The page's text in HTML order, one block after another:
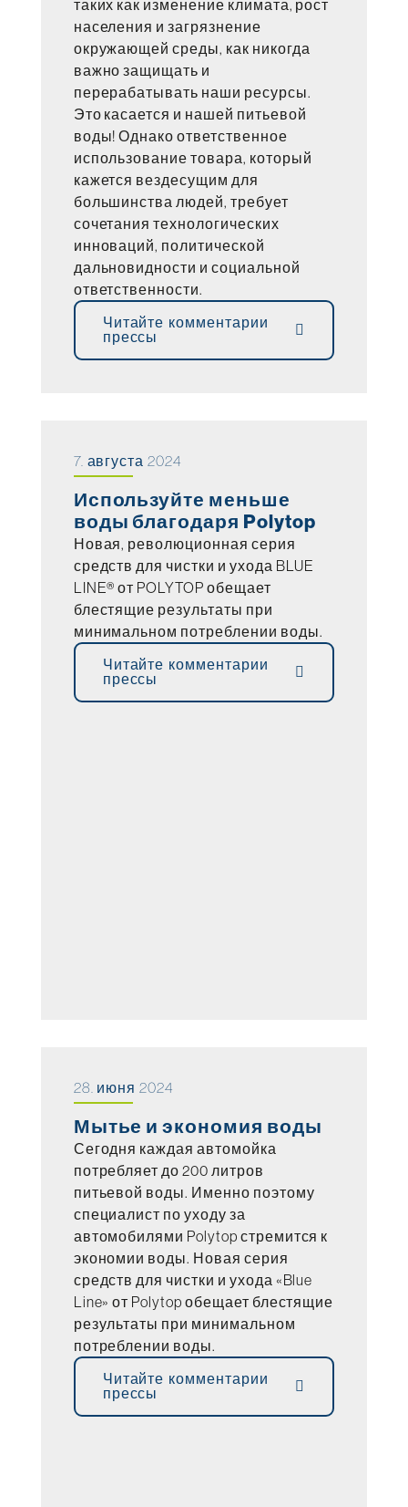
таких как изменение климата, рост
населения и загрязнение
окружающей среды, как никогда
важно защищать и
перерабатывать наши ресурсы.
Это касается и нашей питьевой
воды! Однако ответственное
использование товара, который
кажется вездесущим для
большинства людей, требует
сочетания технологических
инноваций, политической
дальновидности и социальной
ответственности.
Читайте комментарии
прессы
7. августа 2024
Используйте меньше
воды благодаря Polytop
Новая, революционная серия
средств для чистки и ухода BLUE
LINE® от POLYTOP обещает
блестящие результаты при
минимальном потреблении воды.
Читайте комментарии
прессы
28. июня 2024
Мытье и экономия воды
Сегодня каждая автомойка
потребляет до 200 литров
питьевой воды. Именно поэтому
специалист по уходу за
автомобилями Polytop стремится к
экономии воды. Новая серия
средств для чистки и ухода «Blue
Line» от Polytop обещает блестящие
результаты при минимальном
потреблении воды.
Читайте комментарии
прессы